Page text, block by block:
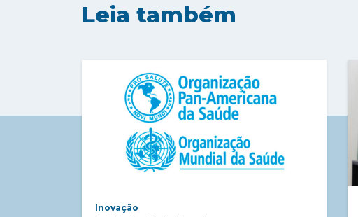
Leia também
Inovação